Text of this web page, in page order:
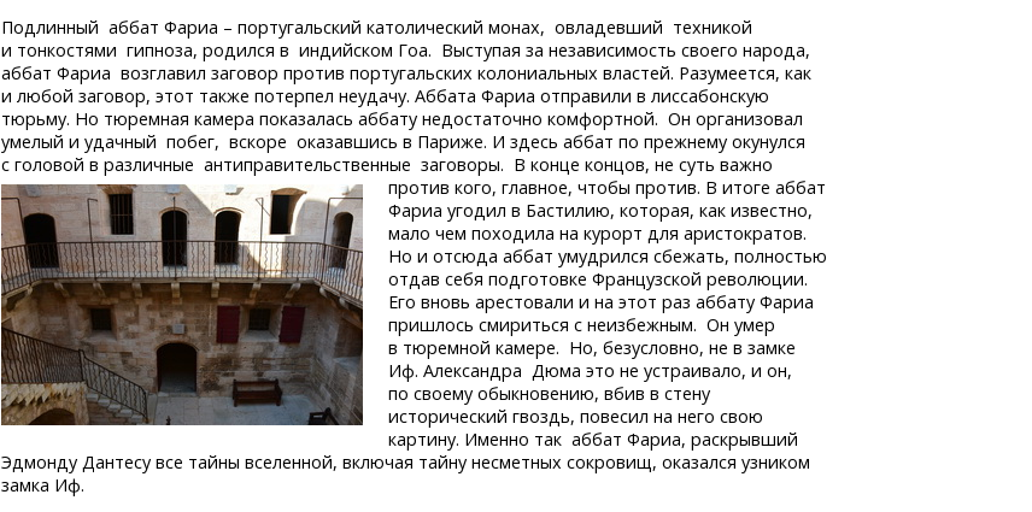
Подлинный аббат Фариа – португальский католический монах, овладевший техникой
и тонкостями гипноза, родился в индийском Гоа. Выступая за независимость своего народа,
аббат Фариа возглавил заговор против португальских колониальных властей. Разумеется, как
и любой заговор, этот также потерпел неудачу. Аббата Фариа отправили в лиссабонскую
тюрьму. Но тюремная камера показалась аббату недостаточно комфортной. Он организовал
умелый и удачный побег, вскоре оказавшись в Париже. И здесь аббат по прежнему окунулся
с головой в различные антиправительственные заговоры. В конце концов, не суть важно
против кого, главное, чтобы против. В итоге аббат
Фариа угодил в Бастилию, которая, как известно,
мало чем походила на курорт для аристократов.
Но и отсюда аббат умудрился сбежать, полностью
отдав себя подготовке Французской революции.
Его вновь арестовали и на этот раз аббату Фариа
пришлось смириться с неизбежным. Он умер
в тюремной камере. Но, безусловно, не в замке
Иф. Александра Дюма это не устраивало, и он,
по своему обыкновению, вбив в стену
исторический гвоздь, повесил на него свою
картину. Именно так аббат Фариа, раскрывший
Эдмонду Дантесу все тайны вселенной, включая тайну несметных сокровищ, оказался узником
замка Иф.